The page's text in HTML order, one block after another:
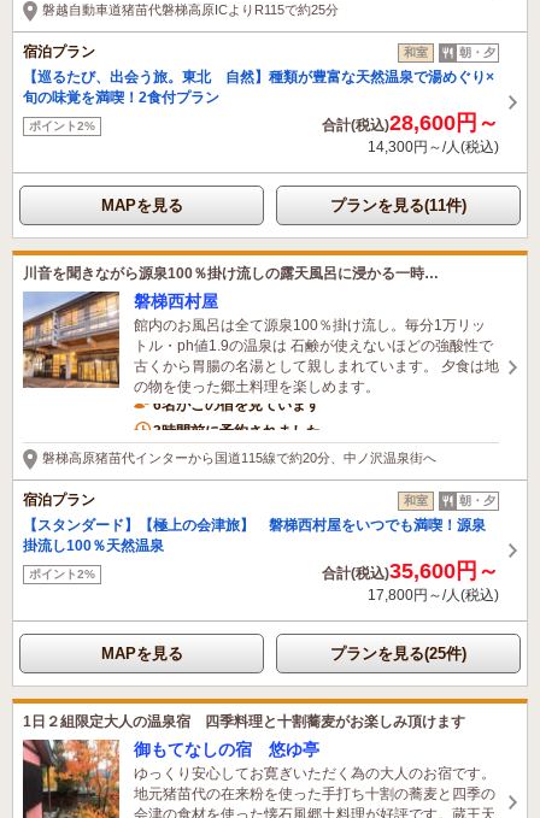
磐越自動車道猪苗代磐梯高原ICよりR115で約25分
宿泊プラン 和室 朝・夕
【巡るたび、出会う旅。東北 自然】種類が豊富な天然温泉で湯めぐり×
旬の味覚を満喫！2食付プラン
ポイント2% 合計(税込)28,600円～
14,300円～/人(税込)
MAPを見る プランを見る(11件)
川音を聞きながら源泉100％掛け流しの露天風呂に浸かる一時…
磐梯西村屋
館内のお風呂は全て源泉100％掛け流し。毎分1万リッ
トル・ph値1.9の温泉は 石鹸が使えないほどの強酸性で
古くから胃腸の名湯として親しまれています。 夕食は地
の物を使った郷土料理を楽しめます。
6名がこの宿を見ています
3時間前に予約されました
磐梯高原猪苗代インターから国道115線で約20分、中ノ沢温泉街へ
宿泊プラン 和室 朝・夕
【スタンダード】【極上の会津旅】 磐梯西村屋をいつでも満喫！源泉
掛流し100％天然温泉
ポイント2% 合計(税込)35,600円～
17,800円～/人(税込)
MAPを見る プランを見る(25件)
1日２組限定大人の温泉宿 四季料理と十割蕎麦がお楽しみ頂けます
御もてなしの宿 悠ゆ亭
ゆっくり安心してお寛ぎいただく為の大人のお宿です。
地元猪苗代の在来粉を使った手打ち十割の蕎麦と四季の
会津の食材を使った懐石風郷土料理が好評です。蔵王天